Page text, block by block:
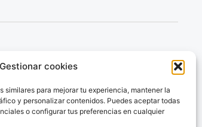
Gestionar cookies
para mejorar tu experiencia, mantener la
y personalizar contenidos. Puedes aceptar todas
o configurar tus preferencias en cualquier
Envía dinero
Envía dinero a Venezuela
Envía dinero a Colombia
Envía dinero a Brazil